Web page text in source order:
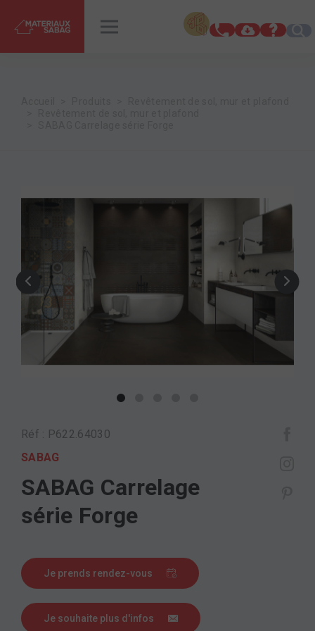
INSPIRATIONS RENDEZ-VOUS
Réf : P622.64030
SABAG
SABAG Carrelage
série Forge
Je prends rendez-vous
Je souhaite plus d'infos